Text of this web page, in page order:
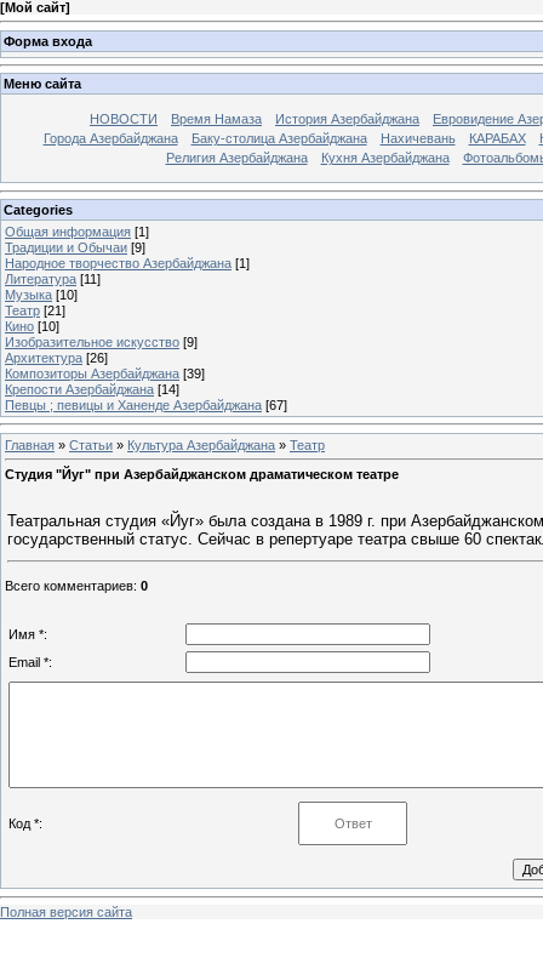
[Мой сайт]
Форма входа
Меню сайта
НОВОСТИ Время Намаза История Азербайджана
Евровидение
Города Азербайджана
Баку-столица Азербайджана Нахичевань КАРАБАХ
Религия Азербайджана
Кухня Азербайджана
Categories
Общая информация [1]
Традиции и Обычаи [9]
Народное творчество Азербайджана [1]
Литература [11]
Музыка [10]
Театр [21]
Кино [10]
Изобразительное искусство [9]
Архитектура [26]
Композиторы Азербайджана [39]
Крепости Азербайджана [14]
Певцы ; певицы и Ханенде Азербайджана [67]
Главная » Статьи » Культура Азербайджана » Театр
Студия "Йуг" при Азербайджанском драматическом театре
Театральная студия «Йуг» была создана в 1989 г. при
государственный статус. Сейчас в репертуаре театра свыше 60
Всего комментариев: 0
Имя *:
Email *:
Код *:
Полная версия сайта